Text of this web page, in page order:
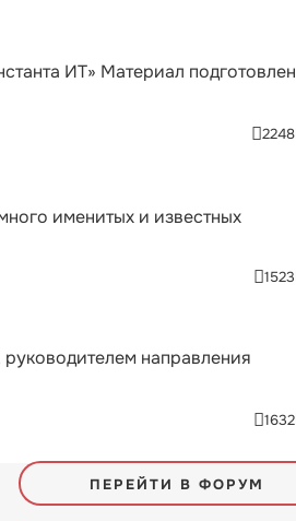
ИТ» Материал подготовлен
2248
именитых и известных
1523
направления
1632
ПЕРЕЙТИ В ФОРУМ